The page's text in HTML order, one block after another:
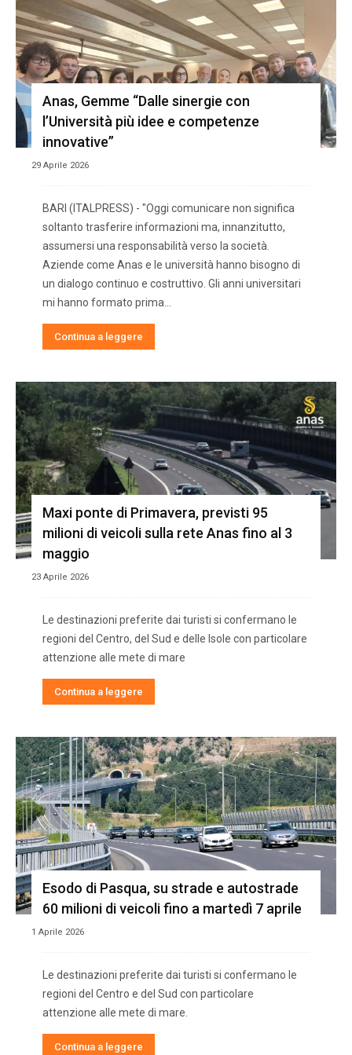
Anas, Gemme “Dalle sinergie con
l’Università più idee e competenze
innovative”
29 Aprile 2026
BARI (ITALPRESS) - "Oggi comunicare non significa
soltanto trasferire informazioni ma, innanzitutto,
assumersi una responsabilità verso la società.
Aziende come Anas e le università hanno bisogno di
un dialogo continuo e costruttivo. Gli anni universitari
mi hanno formato prima...
Continua a leggere
Maxi ponte di Primavera, previsti 95
milioni di veicoli sulla rete Anas fino al 3
maggio
23 Aprile 2026
Le destinazioni preferite dai turisti si confermano le
regioni del Centro, del Sud e delle Isole con particolare
attenzione alle mete di mare
Continua a leggere
Esodo di Pasqua, su strade e autostrade
60 milioni di veicoli fino a martedì 7 aprile
1 Aprile 2026
Le destinazioni preferite dai turisti si confermano le
regioni del Centro e del Sud con particolare
attenzione alle mete di mare.
Continua a leggere